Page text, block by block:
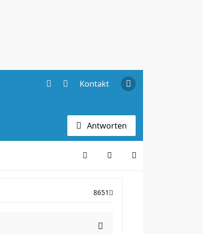
Kontakt
Antworten
8651